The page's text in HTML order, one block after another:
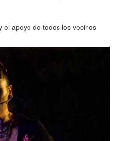
el apoyo de todos los vecinos